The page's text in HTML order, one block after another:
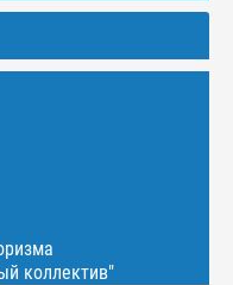
коллектив"